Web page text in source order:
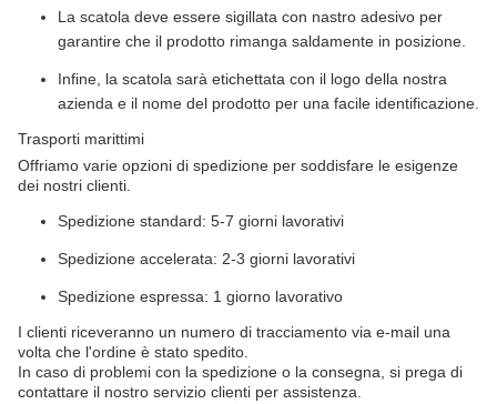
La scatola deve essere sigillata con nastro adesivo per
garantire che il prodotto rimanga saldamente in posizione.
Infine, la scatola sarà etichettata con il logo della nostra
azienda e il nome del prodotto per una facile identificazione.
Trasporti marittimi
Offriamo varie opzioni di spedizione per soddisfare le esigenze
dei nostri clienti.
Spedizione standard: 5-7 giorni lavorativi
Spedizione accelerata: 2-3 giorni lavorativi
Spedizione espressa: 1 giorno lavorativo
I clienti riceveranno un numero di tracciamento via e-mail una
volta che l'ordine è stato spedito.
In caso di problemi con la spedizione o la consegna, si prega di
contattare il nostro servizio clienti per assistenza.